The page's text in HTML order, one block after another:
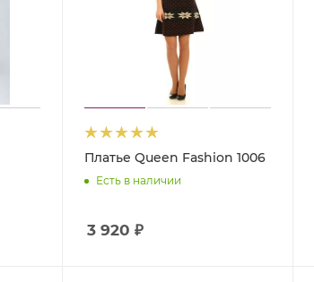
Платье Queen Fashion 1006
Есть в наличии
3 920 ₽